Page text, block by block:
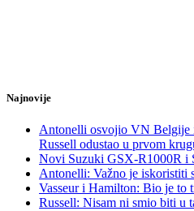
Najnovije
Antonelli osvojio VN Belgije
Russell odustao u prvom
Novi Suzuki GSX-R1000R i
Antonelli: Važno je iskoristiti
Vasseur i Hamilton: Bio je to
Russell: Nisam ni smio biti u